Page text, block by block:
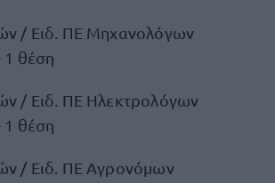
/ Ειδ. ΠΕ Μηχανολόγων
θέση
/ Ειδ. ΠΕ Ηλεκτρολόγων
θέση
/ Ειδ. ΠΕ Αγρονόμων